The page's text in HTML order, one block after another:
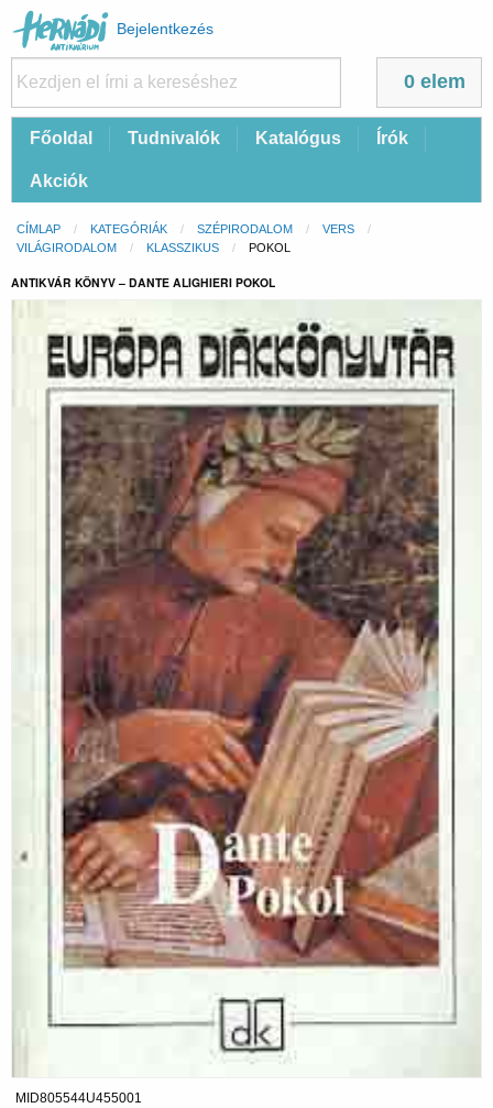
Felhasználói
fiók
menüje
Bejelentkezés
0 elem
FőFőoldal Tudnivalók Katalógus Írók
Akciók
Morzsa
CÍMLAP KATEGÓRIÁK SZÉPIRODALOM
VERS
VILÁGIRODALOM
KLASSZIKUS CURRENT:
POKOL
ANTIKVÁR KÖNYV – DANTE ALIGHIERI POKOL
MID805544U455001